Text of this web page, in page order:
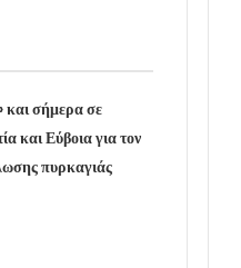
σήμερα σε
και Εύβοια για τον
πυρκαγιάς